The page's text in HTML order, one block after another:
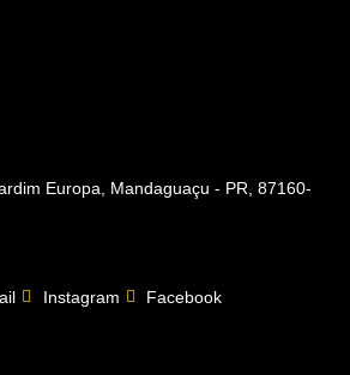
Europa, Mandaguaçu - PR, 87160-
Instagram Facebook